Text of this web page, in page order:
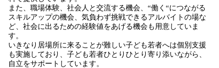
また、職場体験、社会人と交流する機会、“働く“につながる
スキルアップの機会、気負わず挑戦できるアルバイトの場な
ど、社会に出るための経験値をあげる機会も用意していま
す。
いきなり居場所に来ることが難しい子ども若者へは個別支援
も実施しており、子ども若者ひとりひとり寄り添いながら、
自立をサポートしています。